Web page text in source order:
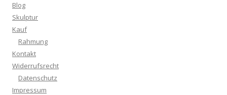
Blog
Skulptur
Kauf
Rahmung
Kontakt
Widerrufsrecht
Datenschutz
Impressum